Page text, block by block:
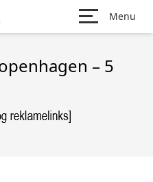
Menu
– 5